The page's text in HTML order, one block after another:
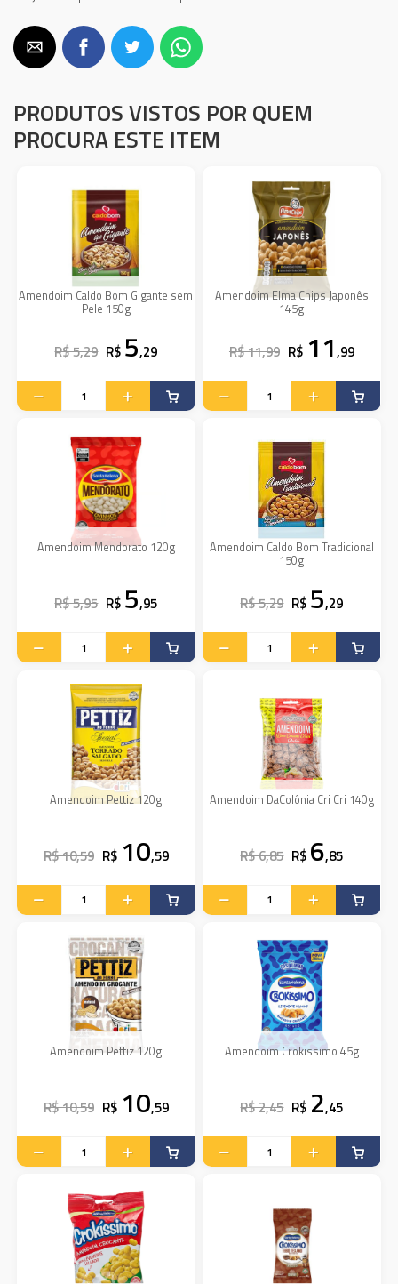
PRODUTOS VISTOS POR QUEM
PROCURA ESTE ITEM
Amendoim Caldo Bom Gigante sem
Pele 150g
R$ 5,29 R$ 5,29
Amendoim Elma Chips Japonês
145g
R$ 11,99 R$ 11,99
Amendoim Mendorato 120g
R$ 5,95 R$ 5,95
Amendoim Caldo Bom Tradicional
150g
R$ 5,29 R$ 5,29
Amendoim Pettiz 120g
R$ 10,59 R$ 10,59
Amendoim DaColônia Cri Cri 140g
R$ 6,85 R$ 6,85
Amendoim Pettiz 120g
R$ 10,59 R$ 10,59
Amendoim Crokissimo 45g
R$ 2,45 R$ 2,45